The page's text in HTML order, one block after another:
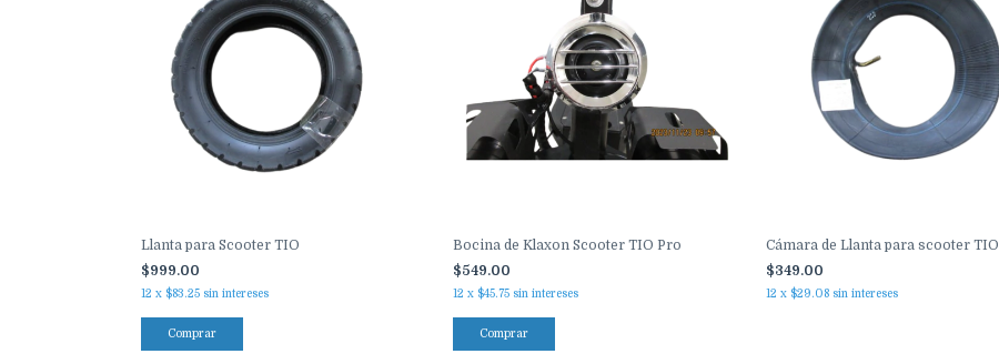
Llanta para Scooter TIO
$999.00
12 x $83.25 sin intereses
Comprar
Bocina de Klaxon Scooter TIO Pro
$549.00
12 x $45.75 sin intereses
Comprar
Cámara de Llanta para scooter TIO
$349.00
12 x $29.08 sin intereses